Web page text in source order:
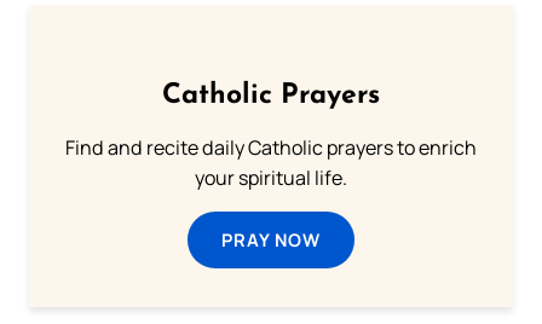
Catholic Prayers
Find and recite daily Catholic prayers to enrich
your spiritual life.
PRAY NOW